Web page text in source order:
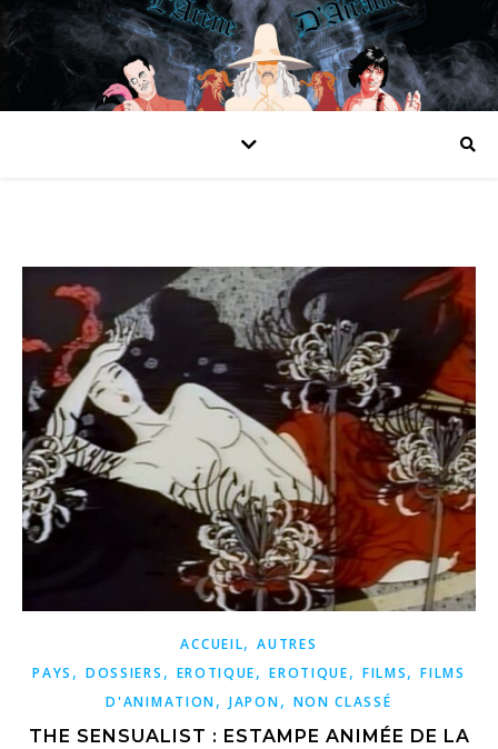
ACCUEIL,AUTRES
PAYS , DOSSIERS , EROTIQUE,EROTIQUE, FILMS,FILMS
D'ANIMATION,JAPON, NON CLASSÉ
THE SENSUALIST : ESTAMPE ANIMÉE DE LA